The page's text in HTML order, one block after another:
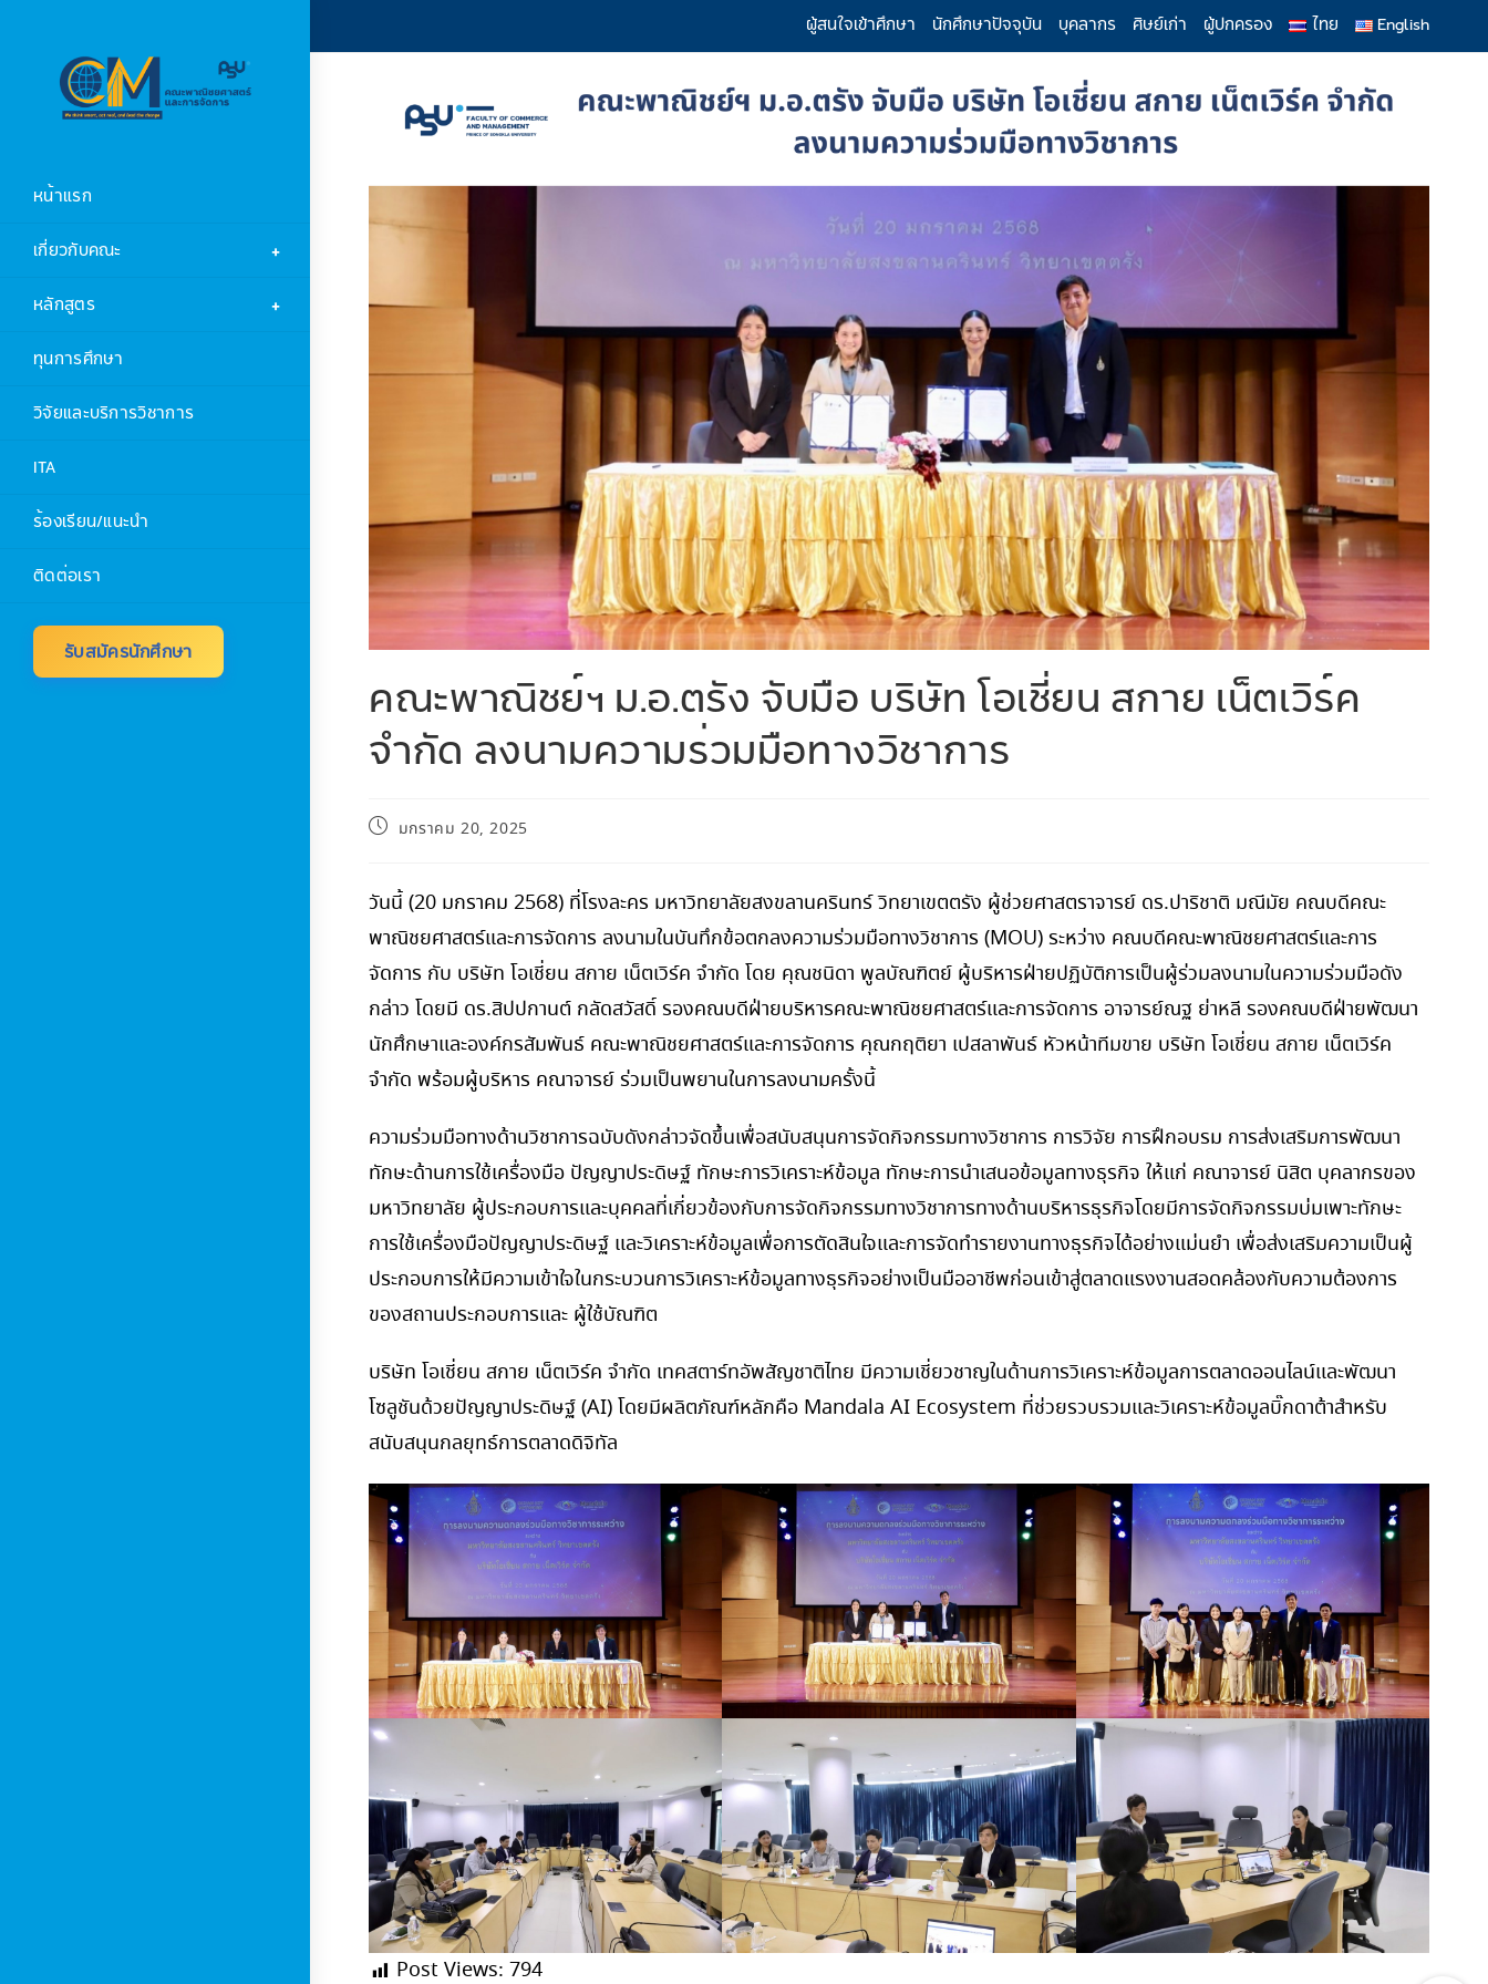
ผู้สนใจเข้าศึกษา นักศึกษาปัจจุบัน บุคลากร ศิษย์เก่า ผู้ปกครอง ไทย English
หน้าแรก
เกี่ยวกับคณะ
หลักสูตร
ทุนการศึกษา
วิจัยและบริการวิชาการ
ITA
ร้องเรียน/แนะนำ
ติดต่อเรา
รับสมัครนักศึกษา
คณะพาณิชย์ฯ ม.อ.ตรัง จับมือ บริษัท โอเชี่ยน สกาย เน็ตเวิร์ค
จำกัด ลงนามความร่วมมือทางวิชาการ
มกราคม 20, 2025
วันนี้ (20 มกราคม 2568) ที่โรงละคร มหาวิทยาลัยสงขลานครินทร์ วิทยาเขตตรัง ผู้ช่วยศาสตราจารย์ ดร.ปาริชาติ มณีมัย คณบดีคณะ
พาณิชยศาสตร์และการจัดการ ลงนามในบันทึกข้อตกลงความร่วมมือทางวิชาการ (MOU) ระหว่าง คณบดีคณะพาณิชยศาสตร์และการ
จัดการ กับ บริษัท โอเชี่ยน สกาย เน็ตเวิร์ค จำกัด โดย คุณชนิดา พูลบัณฑิตย์ ผู้บริหารฝ่ายปฏิบัติการเป็นผู้ร่วมลงนามในความร่วมมือดัง
กล่าว โดยมี ดร.สิปปกานต์ กลัดสวัสดิ์ รองคณบดีฝ่ายบริหารคณะพาณิชยศาสตร์และการจัดการ อาจารย์ณฐ ย่าหลี รองคณบดีฝ่ายพัฒนา
นักศึกษาและองค์กรสัมพันธ์ คณะพาณิชยศาสตร์และการจัดการ คุณกฤติยา เปสลาพันธ์ หัวหน้าทีมขาย บริษัท โอเชี่ยน สกาย เน็ตเวิร์ค
จำกัด พร้อมผู้บริหาร คณาจารย์ ร่วมเป็นพยานในการลงนามครั้งนี้
ความร่วมมือทางด้านวิชาการฉบับดังกล่าวจัดขึ้นเพื่อสนับสนุนการจัดกิจกรรมทางวิชาการ การวิจัย การฝึกอบรม การส่งเสริมการพัฒนา
ทักษะด้านการใช้เครื่องมือ ปัญญาประดิษฐ์ ทักษะการวิเคราะห์ข้อมูล ทักษะการนำเสนอข้อมูลทางธุรกิจ ให้แก่ คณาจารย์ นิสิต บุคลากรของ
มหาวิทยาลัย ผู้ประกอบการและบุคคลที่เกี่ยวข้องกับการจัดกิจกรรมทางวิชาการทางด้านบริหารธุรกิจโดยมีการจัดกิจกรรมบ่มเพาะทักษะ
การใช้เครื่องมือปัญญาประดิษฐ์ และวิเคราะห์ข้อมูลเพื่อการตัดสินใจและการจัดทำรายงานทางธุรกิจได้อย่างแม่นยำ เพื่อส่งเสริมความเป็นผู้
ประกอบการให้มีความเข้าใจในกระบวนการวิเคราะห์ข้อมูลทางธุรกิจอย่างเป็นมืออาชีพก่อนเข้าสู่ตลาดแรงงานสอดคล้องกับความต้องการ
ของสถานประกอบการและ ผู้ใช้บัณฑิต
บริษัท โอเชี่ยน สกาย เน็ตเวิร์ค จำกัด เทคสตาร์ทอัพสัญชาติไทย มีความเชี่ยวชาญในด้านการวิเคราะห์ข้อมูลการตลาดออนไลน์และพัฒนา
โซลูชันด้วยปัญญาประดิษฐ์ (AI) โดยมีผลิตภัณฑ์หลักคือ Mandala AI Ecosystem ที่ช่วยรวบรวมและวิเคราะห์ข้อมูลบิ๊กดาต้าสำหรับ
สนับสนุนกลยุทธ์การตลาดดิจิทัล
Post Views: 794